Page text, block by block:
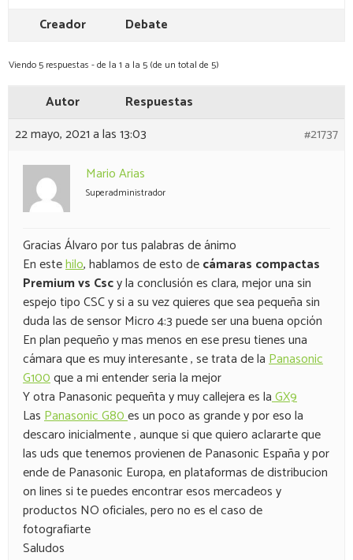
Creador
Debate
Viendo 5 respuestas - de la 1 a la 5 (de un total de 5)
Autor
Respuestas
22 mayo, 2021 a las 13:03
#21737
Mario Arias
Superadministrador
Gracias Álvaro por tus palabras de ánimo
En estehilo, hablamos de esto decámaras compactas
Premium vs Cscy la conclusión es clara, mejor una sin
espejo tipo CSC y si a su vez quieres que sea pequeña sin
duda las de sensor Micro 4:3 puede ser una buena opción
En plan pequeño y mas menos en ese presu tienes una
cámara que es muy interesante , se trata de laPanasonic
G100que a mi entender seria la mejor
Y otra Panasonic pequeñta y muy callejera es laGX9
LasPanasonic G80es un poco as grande y por eso la
descaro inicialmente , aunque si que quiero aclararte que
las uds que tenemos provienen de Panasonic España y por
ende de Panasonic Europa, en plataformas de distribucion
on lines si te puedes encontrar esos mercadeos y
productos NO oficiales, pero no es el caso de
fotografiarte
Saludos